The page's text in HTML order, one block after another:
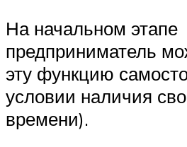
На начальном этапе
предприниматель
эту функцию
условии наличия
времени).